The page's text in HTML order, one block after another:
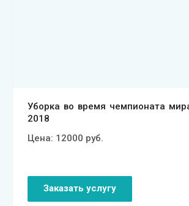
Уборка во время чемпионата
2018
Цена: 12000 руб.
Заказать услугу